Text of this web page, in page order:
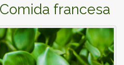
francesa